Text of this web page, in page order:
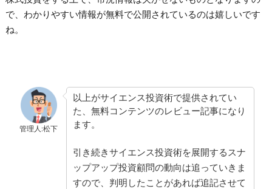
で、わかりやすい情報が無料で公開されているのは嬉しいです
ね。
管理人:松下
以上がサイエンス投資術で提供されてい
た、無料コンテンツのレビュー記事になり
ます。
引き続きサイエンス投資術を展開するスナ
ップアップ投資顧問の動向は追っていきま
すので、判明したことがあれば追記させて